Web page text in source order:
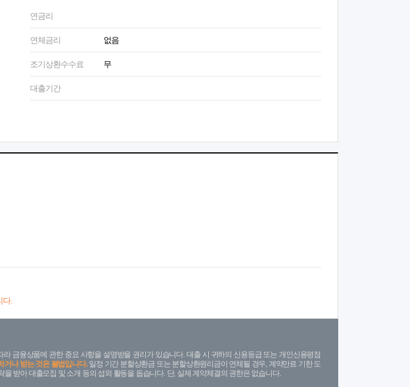
연금리
연체금리 없음
조기상환수수료 무
대출기간
다.
금융상품에 관한 중요 사항을 설명받을 권리가 있습니다. 대출 시 귀하의 신용등급 또는 개인신용평점
거나 받는 것은 불법입니다.일정 기간 분할상환금 또는 분할상환원리금이 연체될 경우, 계약만료 기한 도
받아 대출모집 및 소개 등의 섭외 활동을 돕습니다. 단, 실제 계약체결의 권한은 없습니다.